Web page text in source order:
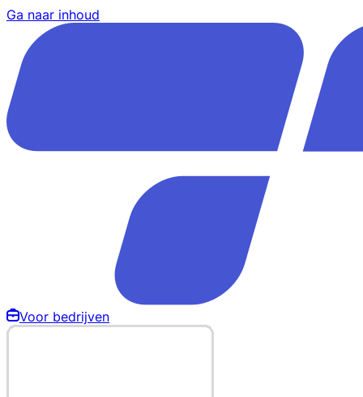
Ga naar inhoud
Voor bedrijven